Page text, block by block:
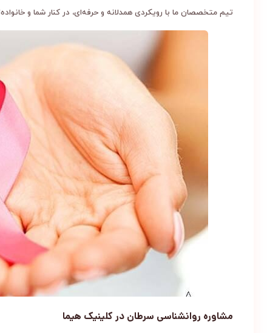
تیم متخصصان ما با رویکردی همدلانه و حرفه‌ای، در کنار شما و
مشاوره روانشناسی سرطان در کلینیک هیما